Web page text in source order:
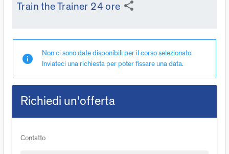
Train the Trainer 24 ore share
info
Non ci sono date disponibili per il corso selezionato.
Inviateci una richiesta per poter fissare una data.
Richiedi un'offerta
Contatto